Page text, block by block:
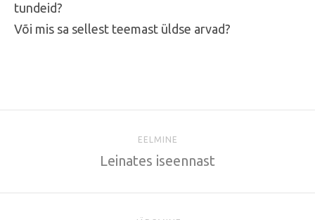
tundeid?
Või mis sa sellest teemast üldse arvad?
EELMINE
Leinates iseennast